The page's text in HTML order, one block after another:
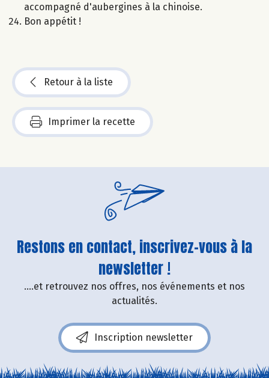
accompagné d'aubergines à la chinoise.
Bon appétit !
Retour à la liste
Imprimer la recette
Restons en contact, inscrivez-vous à la
newsletter !
....et retrouvez nos offres, nos événements et nos
actualités.
Inscription newsletter